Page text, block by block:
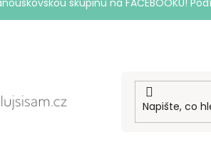
skupinu na FACEBOOKU!